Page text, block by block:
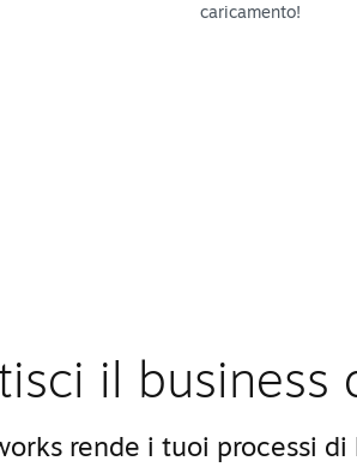
caricamento!
il business
rende i tuoi processi